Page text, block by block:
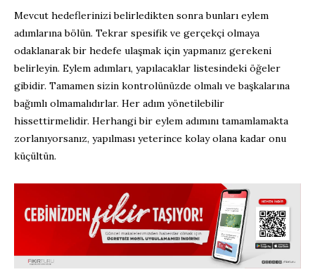
Mevcut hedeflerinizi belirledikten sonra bunları eylem
adımlarına bölün. Tekrar spesifik ve gerçekçi olmaya
odaklanarak bir hedefe ulaşmak için yapmanız gerekeni
belirleyin. Eylem adımları, yapılacaklar listesindeki öğeler
gibidir. Tamamen sizin kontrolünüzde olmalı ve başkalarına
bağımlı olmamalıdırlar. Her adım yönetilebilir
hissettirmelidir. Herhangi bir eylem adımını tamamlamakta
zorlanıyorsanız, yapılması yeterince kolay olana kadar onu
küçültün.